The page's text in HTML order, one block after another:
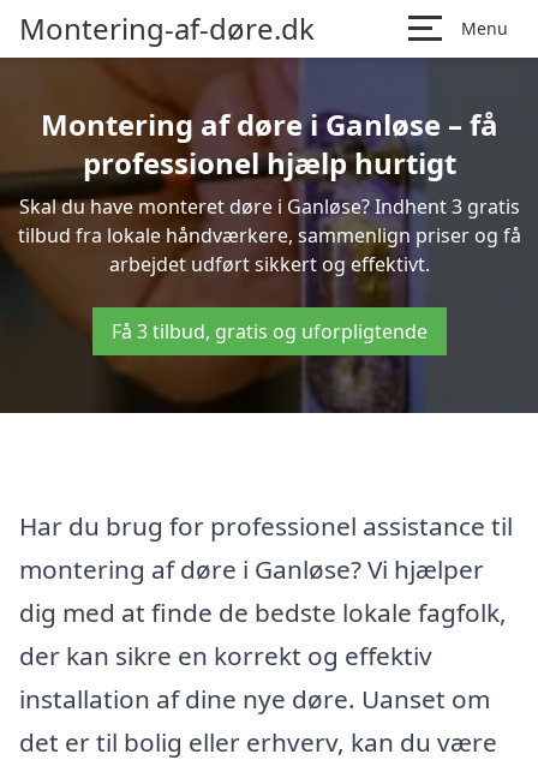
Montering-af-døre.dk Menu
Montering af døre i Ganløse – få
professionel hjælp hurtigt
Skal du have monteret døre i Ganløse? Indhent 3 gratis
tilbud fra lokale håndværkere, sammenlign priser og få
arbejdet udført sikkert og effektivt.
Få 3 tilbud, gratis og uforpligtende
Har du brug for professionel assistance til
montering af døre i Ganløse? Vi hjælper
dig med at finde de bedste lokale fagfolk,
der kan sikre en korrekt og effektiv
installation af dine nye døre. Uanset om
det er til bolig eller erhverv, kan du være